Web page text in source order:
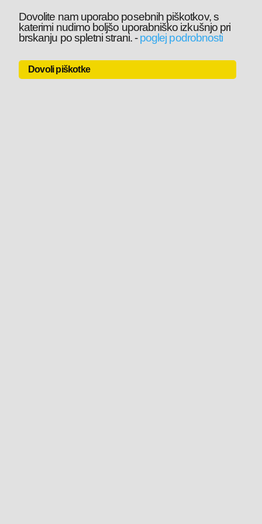
Dovolite nam uporabo posebnih piškotkov, s
katerimi nudimo boljšo uporabniško izkušnjo pri
brskanju po spletni strani.-poglej podrobnosti
Dovoli piškotke